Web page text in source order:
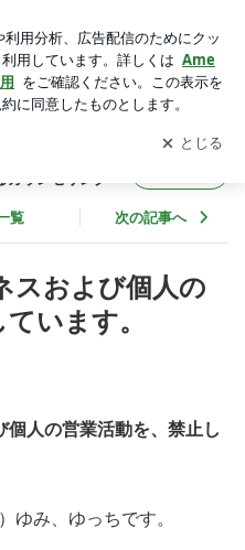
フォー妻のための 夫婦仲が
更新通知
を受け取りまし
開く
ウンセリング
覧 次の記事へ
スおよび個人の
います。
人の営業活動を、禁止し
ゆみ、ゆっちです。